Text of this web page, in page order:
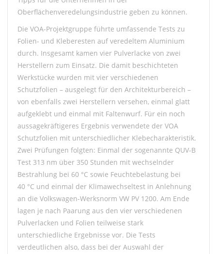
Oberflächenveredelungsindustrie geben zu können.
Die VOA-Projektgruppe führte umfassende Tests zu
Folien- und Kleberesten auf veredeltem Aluminium
durch. Insgesamt kamen vier Pulverlacke von zwei
Herstellern zum Einsatz. Die damit beschichteten
Werkstücke wurden mit vier verschiedenen
Schutzfolien – ausgelegt für den Architekturbereich –
von ebenfalls zwei Herstellern versehen, einmal glatt
aufgeklebt und einmal mit Faltenwurf. Für ein noch
aussagekräftigeres Ergebnis verwendete der VOA
Schutzfolien mit unterschiedlicher Klebecharakteristik.
Zwei Prüfungen folgten: Einmal der sogenannte QUV-B
Test 313 nm über 350 Stunden mit wechselnder
Bestrahlung bei 60 °C sowie Feuchtebelastung bei
40 °C und einmal der Klimawechseltest in Anlehnung
an die Volkswagen-Werksnorm VW PV 1200. Am Ende
lagen je nach Paarung aus den vier verschiedenen
Pulverlacken und Folien teilweise stark
unterschiedliche Ergebnisse vor. Die Tests
verdeutlichen also, dass bei der Auswahl der